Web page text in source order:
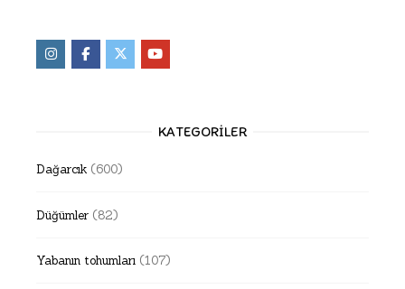
KATEGORILER
Dağarcık (600)
Düğümler (82)
Yabanın tohumları (107)